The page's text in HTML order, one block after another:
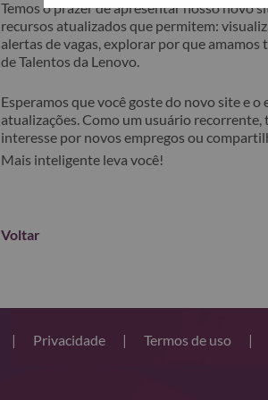
Temos o prazer de apresentar nosso novo
recursos atualizados que permitem:
alertas de vagas, explorar por que
de Talentos da Lenovo.
Esperamos que você goste do novo site e
atualizações. Como um usuário
interesse por novos empregos ou
Mais inteligente leva você!
Voltar
| Privacidade | Termos de uso |